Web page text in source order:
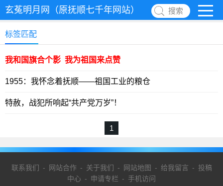
玄菟明月网（原抚顺七千年网站） 搜索
标签匹配
我和国旗合个影 我为祖国来点赞
1955：我怀念着抚顺——祖国工业的粮仓
特赦，战犯所响起“共产党万岁”！
1
联系我们 - 网站合作- 关于我们 - 网站地图 - 给我留言 - 投稿
中心 - 申请专栏 - 手机访问